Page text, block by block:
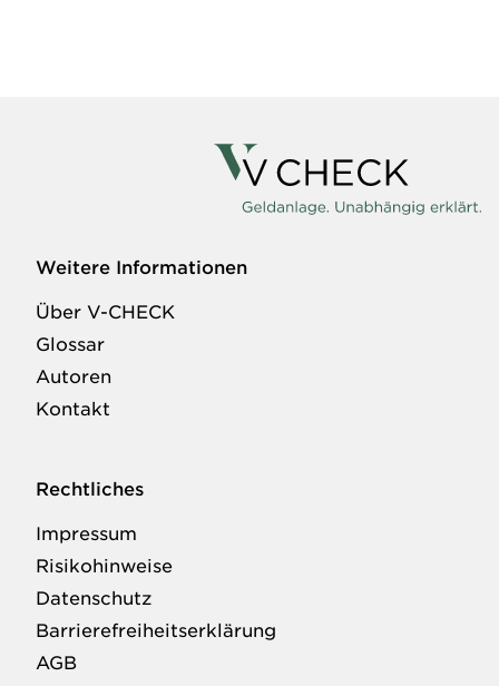
Weitere Informationen
Über V-CHECK
Glossar
Autoren
Kontakt
Rechtliches
Impressum
Risikohinweise
Datenschutz
Barrierefreiheitserklärung
AGB